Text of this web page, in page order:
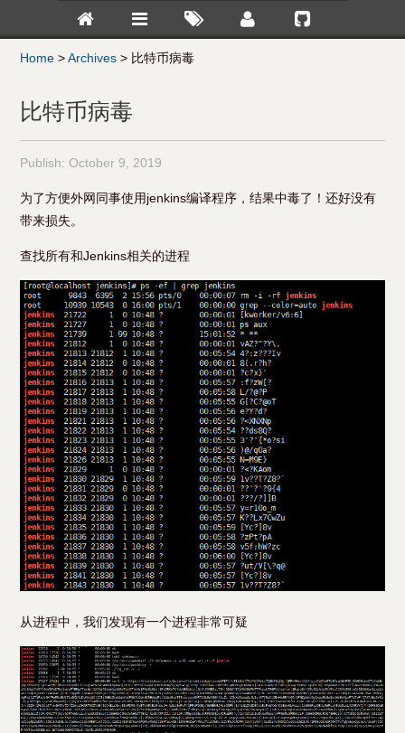
Home >Archives > 比特币病毒
比特币病毒
Publish: October 9, 2019
为了方便外网同事使用jenkins编译程序，结果中毒了！还好没有
带来损失。
查找所有和Jenkins相关的进程
从进程中，我们发现有一个进程非常可疑